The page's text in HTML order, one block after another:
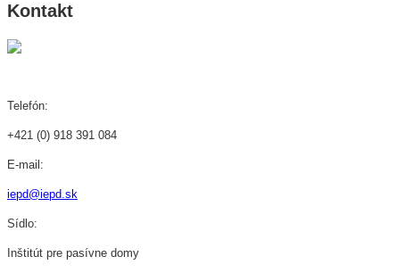
Kontakt
Telefón:
+421 (0) 918 391 084
E-mail:
iepd@iepd.sk
Sídlo:
Inštitút pre pasívne domy